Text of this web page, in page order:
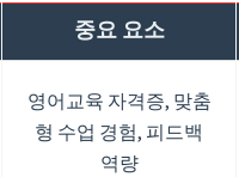
중요 요소
영어교육 자격증, 맞춤
형 수업 경험, 피드백
역량